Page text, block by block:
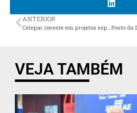
ANTERIOR
Celepar investe em projetos esportivos e ajuda a realizar sonhos de atletas paranaenses
VEJA TAMBÉM